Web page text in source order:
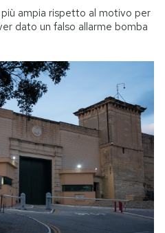
ampia rispetto al motivo per
dato un falso allarme bomba